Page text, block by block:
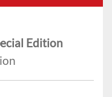
Edition